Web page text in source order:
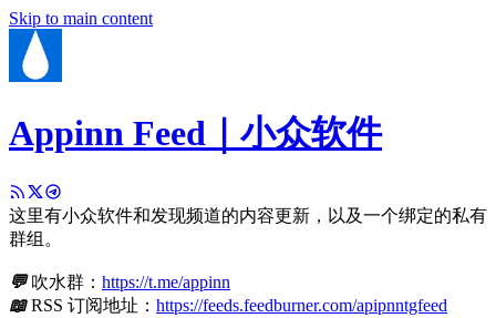
Skip to main content
Appinn Feed｜小众软件
这里有小众软件和发现频道的内容更新，以及一个绑定的私有
群组。
💬吹水群： https://t.me/appinn
📖RSS 订阅地址： https://feeds.feedburner.com/apipnntgfeed